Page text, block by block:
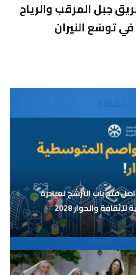
جبل المرقب والرياح
توسّع النيران
أوت: تواصل فتح باب الترشح لمبادرة
والحوار 2028